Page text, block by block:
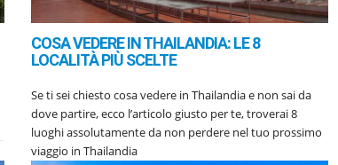
COSA VEDERE IN THAILANDIA: LE 8
LOCALITÀ PIÙ SCELTE
Se ti sei chiesto cosa vedere in Thailandia e non sai da
dove partire, ecco l’articolo giusto per te, troverai 8
luoghi assolutamente da non perdere nel tuo prossimo
viaggio in Thailandia